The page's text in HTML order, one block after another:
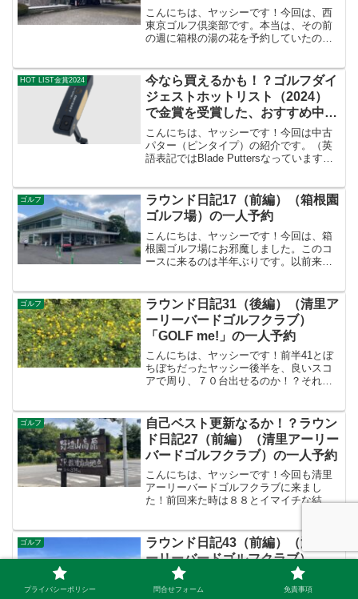
こんにちは、ヤッシーです！今回は、西
東京ゴルフ倶楽部です。本当は、その前
の週に箱根の湯の花を予約していたので
っていたら、この日の朝は寒かったで
す。。。グリーンは凍ってい...
HOT LIST金賞2024
今なら買えるかも！？ゴルフダイ
ジェストホットリスト（2024）
で金賞を受賞した、おすすめ中古
パター（ピンタイプ）
こんにちは、ヤッシーです！今回は中古
パター（ピンタイプ）の紹介です。（英
語表記ではBlade Puttersなっています）
が、2025年10月現在、中古市場でいくら
にな...
ゴルフ
ラウンド日記17（前編）（箱根園
ゴルフ場）の一人予約
こんにちは、ヤッシーです！今回は、箱
根園ゴルフ場にお邪魔しました。このコ
ースに来るのは半年ぶりです。以前来た
うか？それでは、スタートです。前半IN
コース予定より早めに到着した...
ゴルフ
ラウンド日記31（後編）（清里ア
ーリーバードゴルフクラブ）
「GOLF me!」の一人予約
こんにちは、ヤッシーです！前半41とぼ
ちぼちだったヤッシー後半を、良いスコ
アで周り、７０台出せるのか！？それで
に入っていて、平日はとてもお得にラウ
ンドできるんで...
ゴルフ
自己ベスト更新なるか！？ラウン
ド日記27（前編）（清里アーリー
バードゴルフクラブ）の一人予約
こんにちは、ヤッシーです！今回も清里
アーリーバードゴルフクラブに来まし
た！前回来た時は８８とイマイチな結果
ースNO.10 449Y PAR5今日はINスタート
です。右...
ゴルフ
ラウンド日記43（前編）（清里ア
ーリーバードゴルフクラブ）
「GOLF me!」の一人予約
こんにちは、ヤッシーです！今回も清里
プライバシーポリシー 問合せフォーム 免責事項